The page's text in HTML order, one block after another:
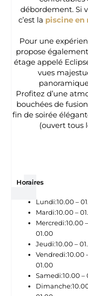
débordement. Si
c’est la piscine en
Pour une
propose
étage appelé
vues
Profitez d’une
bouchées de
fin de soirée
(ouvert tous
Horaires
Lundi:10.00 –
Mardi:10.00 –
Mercredi:10.00 –
01.00
Jeudi:10.00 –
Vendredi:10.00
01.00
Samedi:10.00 –